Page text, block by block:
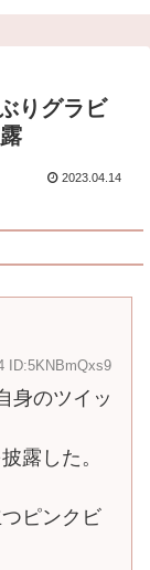
りグラビ
2023.04.14
ID:5KNBmQxs9
身のツイッ
露した。
つピンクビ